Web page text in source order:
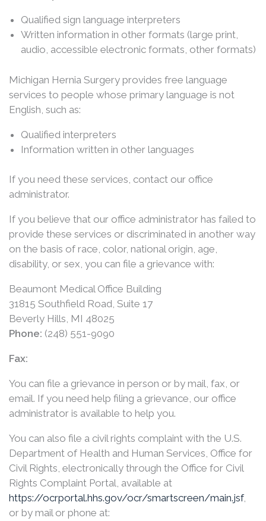
Qualified sign language interpreters
Written information in other formats (large print,
audio, accessible electronic formats, other formats)
Michigan Hernia Surgery provides free language
services to people whose primary language is not
English, such as:
Qualified interpreters
Information written in other languages
If you need these services, contact our office
administrator.
If you believe that our office administrator has failed to
provide these services or discriminated in another way
on the basis of race, color, national origin, age,
disability, or sex, you can file a grievance with:
Beaumont Medical Office Building
31815 Southfield Road, Suite 17
Beverly Hills, MI 48025
Phone: (248) 551-9090
Fax:
You can file a grievance in person or by mail, fax, or
email. If you need help filing a grievance, our office
administrator is available to help you.
You can also file a civil rights complaint with the U.S.
Department of Health and Human Services, Office for
Civil Rights, electronically through the Office for Civil
Rights Complaint Portal, available at
https://ocrportal.hhs.gov/ocr/smartscreen/main.jsf,
or by mail or phone at: